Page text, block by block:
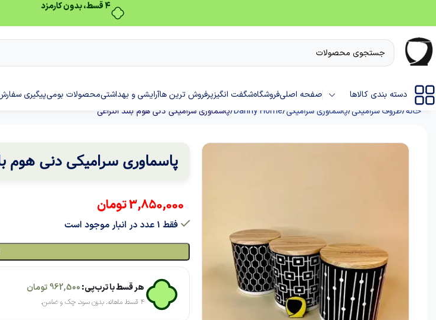
بدون ضامن، بدون سود
دسته بندی کالاها صفحه اصلیفروشگاهشگفت انگیزپرفروش ترین هاآرایشی و بهداشتیمحصولات بومیپیگیری
خانه ظروف سرامیکی پاسماوری سرامیکی Danny Home پاسماوری سرامیکی دنی هوم بلند انتزاعی
پاسماوری سرامیکی دنی هوم
3,850,000تومان
فقط 1 عدد در انبار موجود است
هر قسط با ترب‌پی:962,500تومان
۴ قسط ماهانه. بدون سود، چک و ضامن.